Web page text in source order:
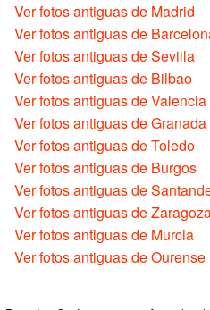
Ver fotos antiguas de Madrid
Ver fotos antiguas de
Ver fotos antiguas de Sevilla
Ver fotos antiguas de Bilbao
Ver fotos antiguas de Valencia
Ver fotos antiguas de Granada
Ver fotos antiguas de Toledo
Ver fotos antiguas de Burgos
Ver fotos antiguas de
Ver fotos antiguas de
Ver fotos antiguas de Murcia
Ver fotos antiguas de Ourense